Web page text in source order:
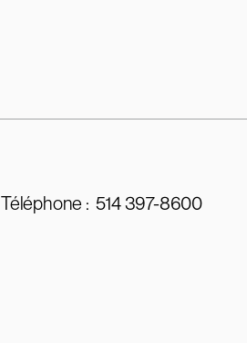
Téléphone :514 397-8600